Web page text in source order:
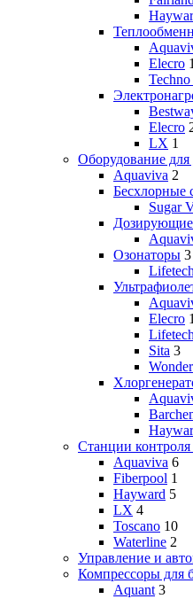
Elecro
Elecro
LX 1
Оборудование
Aquaviva 2
Бесхлорные
Sugar
Озонаторы 3
Lifetech
Elecro
Lifetech
Sita 3
Wonder
Станции
Aquaviva 6
Fiberpool 1
Hayward 5
LX 4
Toscano 10
Waterline 2
Управление и
Компрессоры для
Aquant 3